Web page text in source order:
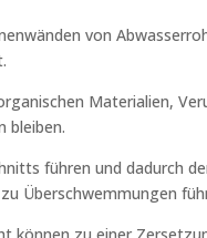
von
Materialien,
bleiben.
führen und dadurch
Überschwemmungen